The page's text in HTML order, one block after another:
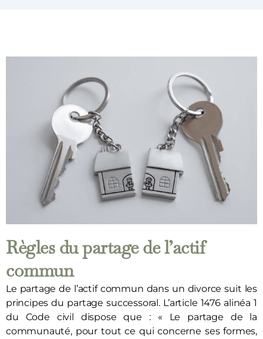
Règles du partage de l’actif
commun
Le partage de l’actif commun dans un divorce suit les
principes du partage successoral. L’article 1476 alinéa 1
du Code civil dispose que : « Le partage de la
communauté, pour tout ce qui concerne ses formes,